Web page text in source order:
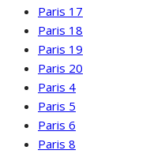
Paris 17
Paris 18
Paris 19
Paris 20
Paris 4
Paris 5
Paris 6
Paris 8